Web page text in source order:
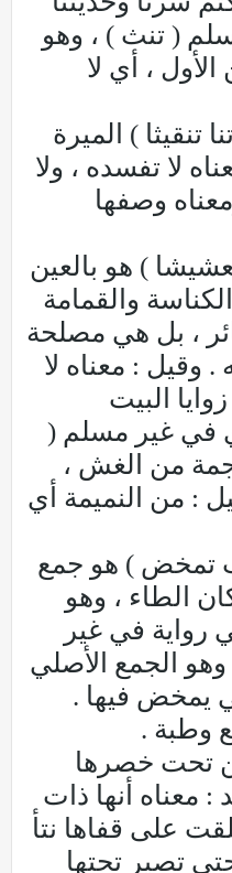
( تنث ) ، وهو
، أي لا
تنقيثا ) الميرة
لا تفسده ، ولا
وصفها
تعشيشا ) هو بالعين
والقمامة
، بل هي مصلحة
. وقيل : معناه لا
البيت
في غير مسلم (
من الغش ،
: من النميمة أي
تمخض ) هو جمع
الطاء ، وهو
رواية في غير
الجمع الأصلي
يمخض فيها .
وطبة .
من تحت خصرها
: معناه أنها ذات
على قفاها نتأ
تصير تحتها